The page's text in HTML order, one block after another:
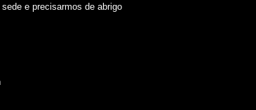
e precisarmos de abrigo